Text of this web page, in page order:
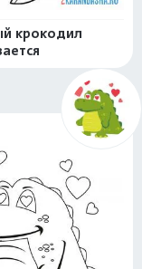
крокодил